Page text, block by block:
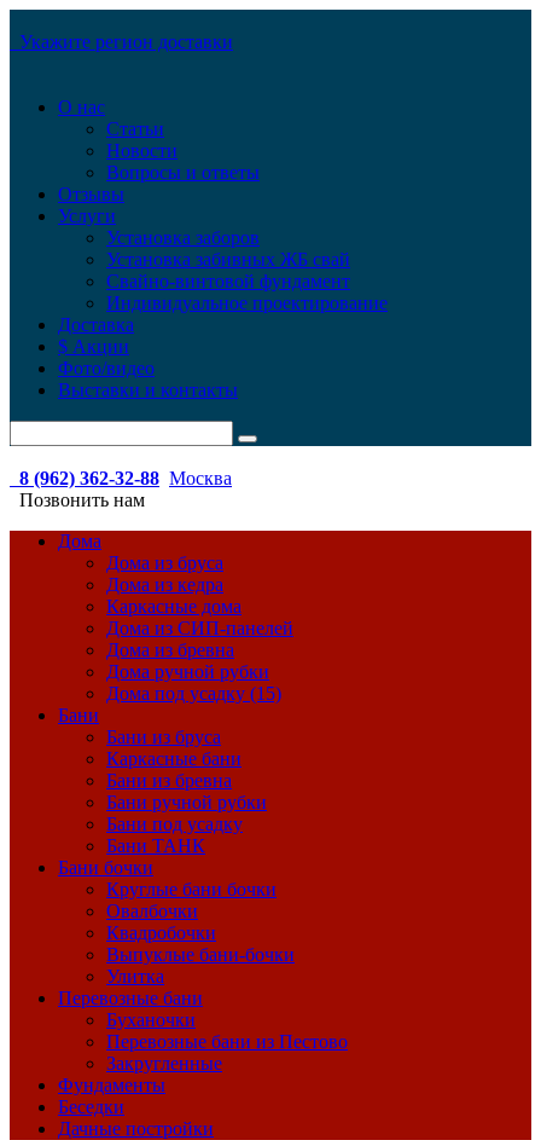
Укажите регион доставки
О нас
Статьи
Новости
Вопросы и ответы
Отзывы
Услуги
Установка заборов
Установка забивных ЖБ свай
Свайно-винтовой фундамент
Индивидуальное проектирование
Доставка
$ Акции
Фото/видео
Выставки и контакты
8 (962) 362-32-88 Москва
Позвонить нам
Дома
Дома из бруса
Дома из кедра
Каркасные дома
Дома из СИП-панелей
Дома из бревна
Дома ручной рубки
Дома под усадку (15)
Бани
Бани из бруса
Каркасные бани
Бани из бревна
Бани ручной рубки
Бани под усадку
Бани ТАНК
Бани бочки
Круглые бани бочки
Овалбочки
Квадробочки
Выпуклые бани-бочки
Улитка
Перевозные бани
Буханочки
Перевозные бани из Пестово
Закругленные
Фундаменты
Беседки
Дачные постройки